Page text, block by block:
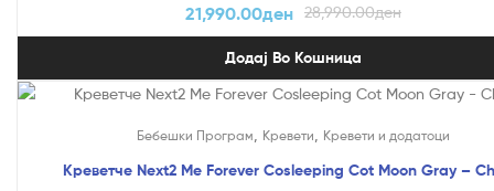
28,990.00ден
21,990.00ден
Додај Во Кошница
Бебешки Програм Кревети Кревети и додатоци
Креветче Next2 Me Forever Cosleeping Cot Moon Gray –